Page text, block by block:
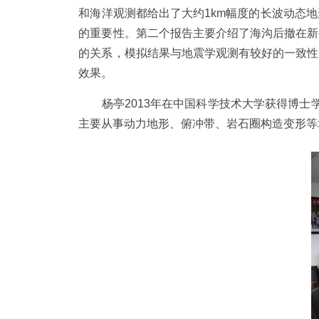
和海洋观测都给出了大约1km幅度的长波动态
的重要性。第二个报告主要介绍了海沟后撤在
的关系，模拟结果与地震学观测有较好的一致
效果。
杨亭2013年在中国科学技术大学获得博士
主要从事动力地形、俯冲带、岩石圈构造变形